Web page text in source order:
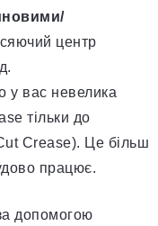
центр
у вас невелика
тільки до
Crease). Це більш
працює.
допомогою